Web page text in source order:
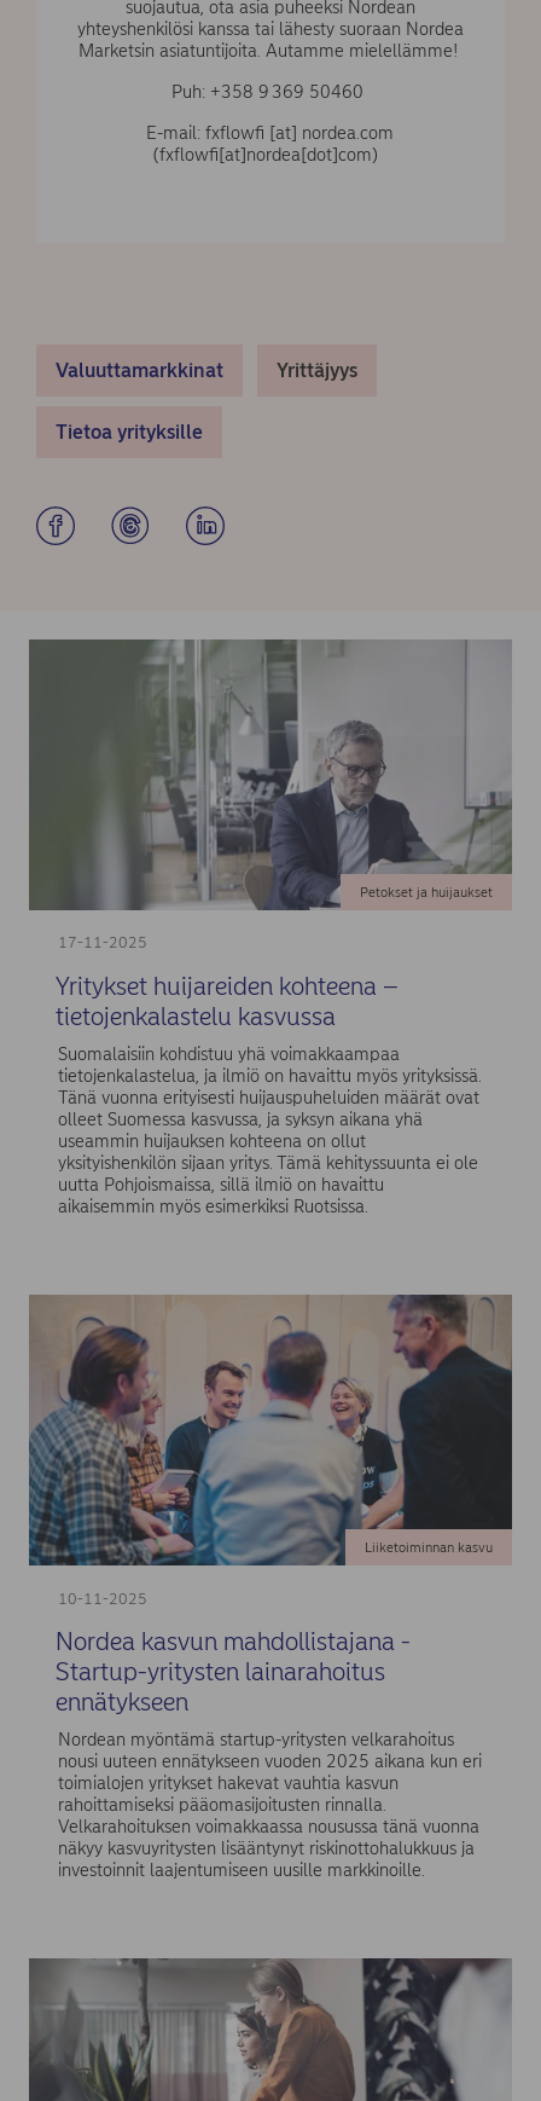
suojautua, ota asia puheeksi Nordean
yhteyshenkilösi kanssa tai lähesty suoraan Nordea
Marketsin asiatuntijoita. Autamme mielellämme!
Puh: +358 9 369 50460
E-mail:fxflowfi [at] nordea.com
(fxflowfi[at]nordea[dot]com)
Valuuttamarkkinat Yrittäjyys
Tietoa yrityksille
17-11-2025
Petokset ja huijaukset
Yritykset huijareiden kohteena –
tietojenkalastelu kasvussa
Suomalaisiin kohdistuu yhä voimakkaampaa
tietojenkalastelua, ja ilmiö on havaittu myös yrityksissä.
Tänä vuonna erityisesti huijauspuheluiden määrät ovat
olleet Suomessa kasvussa, ja syksyn aikana yhä
useammin huijauksen kohteena on ollut
yksityishenkilön sijaan yritys. Tämä kehityssuunta ei ole
uutta Pohjoismaissa, sillä ilmiö on havaittu
aikaisemmin myös esimerkiksi Ruotsissa.
10-11-2025
Liiketoiminnan kasvu
Nordea kasvun mahdollistajana -
Startup-yritysten lainarahoitus
ennätykseen
Nordean myöntämä startup-yritysten velkarahoitus
nousi uuteen ennätykseen vuoden 2025 aikana kun eri
toimialojen yritykset hakevat vauhtia kasvun
rahoittamiseksi pääomasijoitusten rinnalla.
Velkarahoituksen voimakkaassa nousussa tänä vuonna
näkyy kasvuyritysten lisääntynyt riskinottohalukkuus ja
investoinnit laajentumiseen uusille markkinoille.